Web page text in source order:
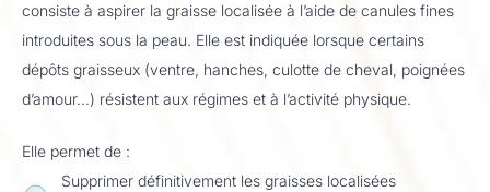
consiste à aspirer la graisse localisée à l’aide de canules fines
introduites sous la peau. Elle est indiquée lorsque certains
dépôts graisseux (ventre, hanches, culotte de cheval, poignées
d’amour…) résistent aux régimes et à l’activité physique.
Elle permet de :
Supprimer définitivement les graisses localisées